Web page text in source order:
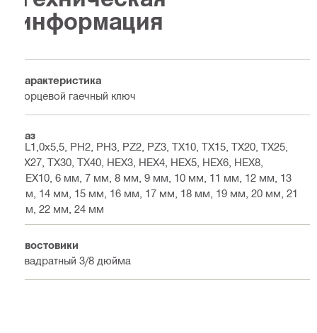
информация
Характеристика
Торцевой гаечный ключ
Паз
SL1,0x5,5, PH2, PH3, PZ2, PZ3, TX10, TX15, TX20, TX25,
TX27, TX30, TX40, HEX3, HEX4, HEX5, HEX6, HEX8,
HEX10, 6 мм, 7 мм, 8 мм, 9 мм, 10 мм, 11 мм, 12 мм, 13
мм, 14 мм, 15 мм, 16 мм, 17 мм, 18 мм, 19 мм, 20 мм, 21
мм, 22 мм, 24 мм
Хвостовики
Квадратный 3/8 дюйма